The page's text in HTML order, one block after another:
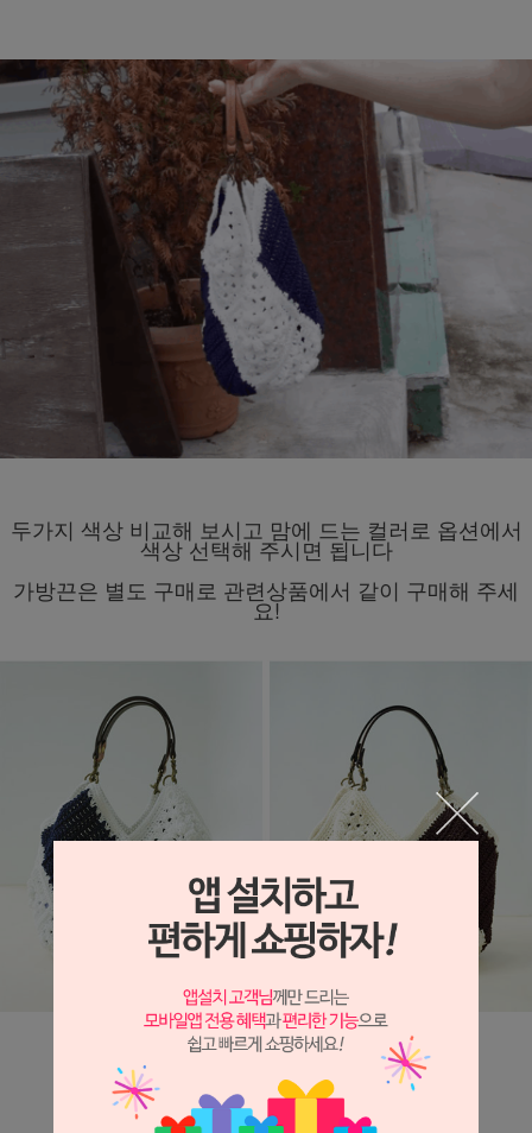
두가지 색상 비교해 보시고 맘에 드는 컬러로 옵션에서
색상 선택해 주시면 됩니다
가방끈은 별도 구매로 관련상품에서 같이 구매해 주세
요!